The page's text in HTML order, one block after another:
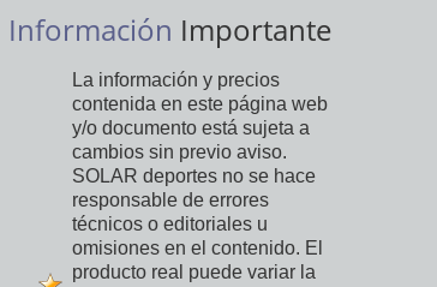
Información Importante
La información y precios
contenida en este página web
y/o documento está sujeta a
cambios sin previo aviso.
SOLAR deportes no se hace
responsable de errores
técnicos o editoriales u
omisiones en el contenido. El
producto real puede variar la